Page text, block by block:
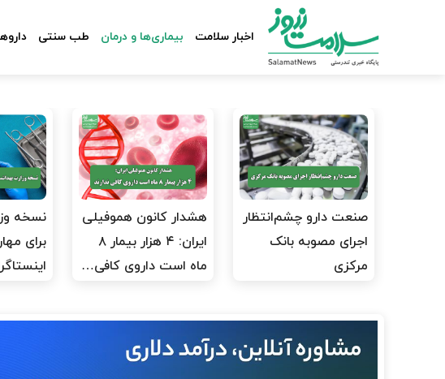
اخبار سلامت بیماری‌ها و درمان طب سنتی
صنعت دارو چشم‌انتظار
اجرای مصوبه بانک
مرکزی
هشدار کانون هموفیلی
ایران: ۴ هزار بیمار ۸
ماه است داروی کافی…
نسخه
برای